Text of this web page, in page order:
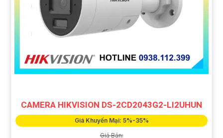
CAMERA HIKVISION DS-2CD2043G2-LI2UHUN
Giá Khuyến Mại: 5%-35%
Giá Bán: